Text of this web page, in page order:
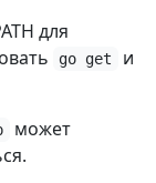
для
go get
и
может